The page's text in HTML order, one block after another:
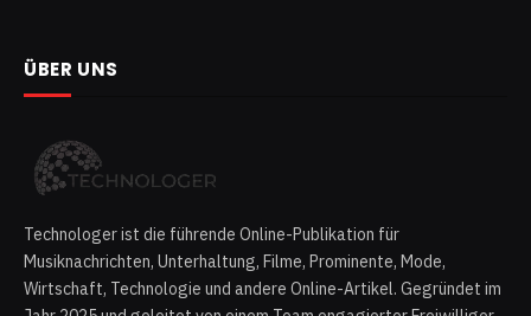
ÜBER UNS
Technologer ist die führende Online-Publikation für
Musiknachrichten, Unterhaltung, Filme, Prominente, Mode,
Wirtschaft, Technologie und andere Online-Artikel. Gegründet im